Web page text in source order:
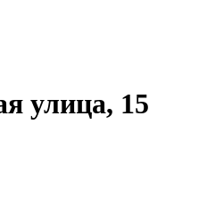
улица, 15